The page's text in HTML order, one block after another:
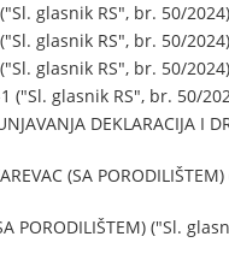
("Sl. glasnik RS", br. 50/2024)
("Sl. glasnik RS", br. 50/2024)
("Sl. glasnik RS", br. 50/2024)
1 ("Sl. glasnik RS", br. 50/
DEKLARACIJA I
(SA
PORODILIŠTEM) ("Sl.